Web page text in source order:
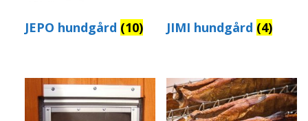
JEPO hundgård (10) JIMI hundgård (4)